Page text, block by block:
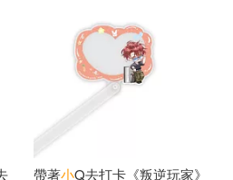
(3)
心(3)
(8)
帶著小Q去打卡《叛逆玩家》